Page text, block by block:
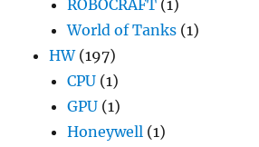
ROBOCRAFT (1)
World of Tanks (1)
HW(197)
CPU (1)
GPU (1)
Honeywell (1)